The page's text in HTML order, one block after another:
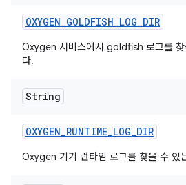
OXYGEN_GOLDFISH_LOG_DIR
Oxygen 서비스에서 goldfish 로그를 찾
다.
String
OXYGEN_RUNTIME_LOG_DIR
Oxygen 기기 런타임 로그를 찾을 수 있